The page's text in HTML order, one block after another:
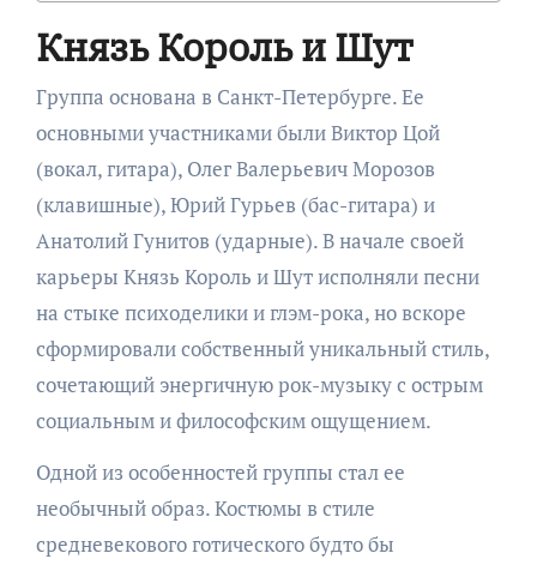
Князь Король и Шут
Группа основана в Санкт-Петербурге. Ее
основными участниками были Виктор Цой
(вокал, гитара), Олег Валерьевич Морозов
(клавишные), Юрий Гурьев (бас-гитара) и
Анатолий Гунитов (ударные). В начале своей
карьеры Князь Король и Шут исполняли песни
на стыке психоделики и глэм-рока, но вскоре
сформировали собственный уникальный стиль,
сочетающий энергичную рок-музыку с острым
социальным и философским ощущением.
Одной из особенностей группы стал ее
необычный образ. Костюмы в стиле
средневекового готического будто бы